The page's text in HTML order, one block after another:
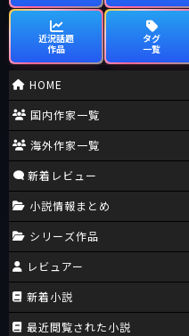
近況話題
作品
タグ
一覧
HOME
国内作家一覧
海外作家一覧
新着レビュー
小説情報まとめ
シリーズ作品
レビュアー
新着小説
最近閲覧された小説